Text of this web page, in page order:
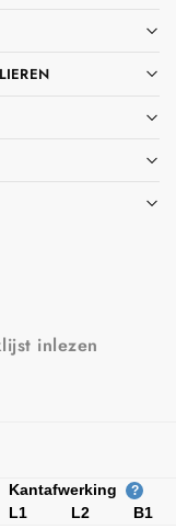
inlezen
Kantafwerking ?
L1 L2 B1